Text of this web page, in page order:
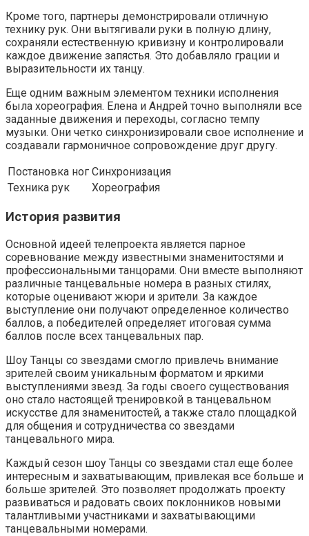
Кроме того, партнеры демонстрировали отличную
технику рук. Они вытягивали руки в полную длину,
сохраняли естественную кривизну и контролировали
каждое движение запястья. Это добавляло грации и
выразительности их танцу.
Еще одним важным элементом техники исполнения
была хореография. Елена и Андрей точно выполняли все
заданные движения и переходы, согласно темпу
музыки. Они четко синхронизировали свое исполнение и
создавали гармоничное сопровождение друг другу.
Постановка ног Синхронизация
Техника рук
Хореография
История развития
Основной идеей телепроекта является парное
соревнование между известными знаменитостями и
профессиональными танцорами. Они вместе выполняют
различные танцевальные номера в разных стилях,
которые оценивают жюри и зрители. За каждое
выступление они получают определенное количество
баллов, а победителей определяет итоговая сумма
баллов после всех танцевальных пар.
Шоу Танцы со звездами смогло привлечь внимание
зрителей своим уникальным форматом и яркими
выступлениями звезд. За годы своего существования
оно стало настоящей тренировкой в танцевальном
искусстве для знаменитостей, а также стало площадкой
для общения и сотрудничества со звездами
танцевального мира.
Каждый сезон шоу Танцы со звездами стал еще более
интересным и захватывающим, привлекая все больше и
больше зрителей. Это позволяет продолжать проекту
развиваться и радовать своих поклонников новыми
талантливыми участниками и захватывающими
танцевальными номерами.